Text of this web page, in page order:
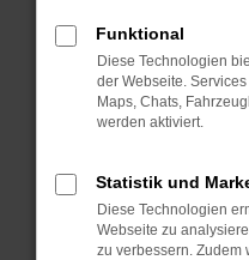
Starte dein Gerät
Das kann
Probleme zu
sind.
Veraltete Software
Sicherheitsrisiko,
Funktional
Diese Technologien
der Webseite.
Maps, Chats,
werden aktiviert.
Statistik und
Diese Technologien
Webseite zu
zu verbessern. Zudem